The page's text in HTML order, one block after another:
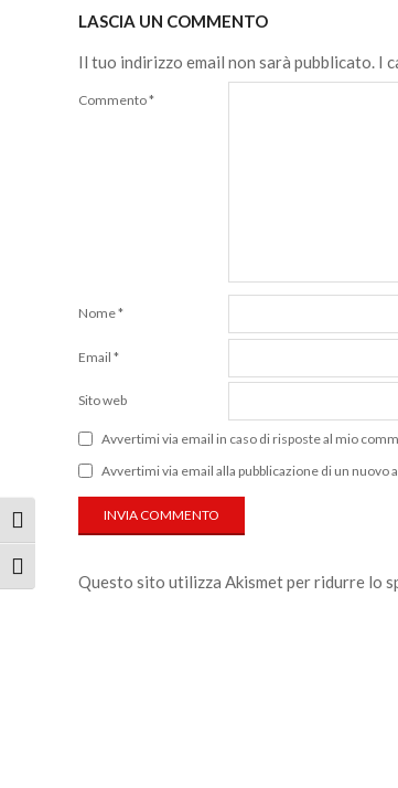
Attiva/disattiva alto contrasto
Attiva/disattiva dimensione testo
LASCIA UN COMMENTO
Il tuo indirizzo email non sarà pubblicato. I
Commento*
Nome*
Email *
Sito web
Avvertimi via email in caso di risposte al mio
Avvertimi via email alla pubblicazione di un nuovo
Questo sito utilizza Akismet per ridurre lo